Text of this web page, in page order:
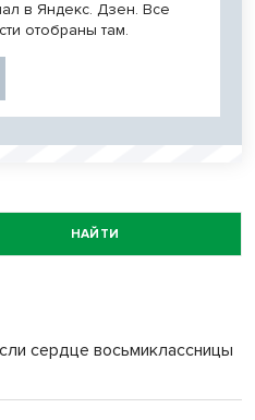
в Яндекс. Дзен. Все
отобраны там.
НАЙТИ
сердце восьмиклассницы